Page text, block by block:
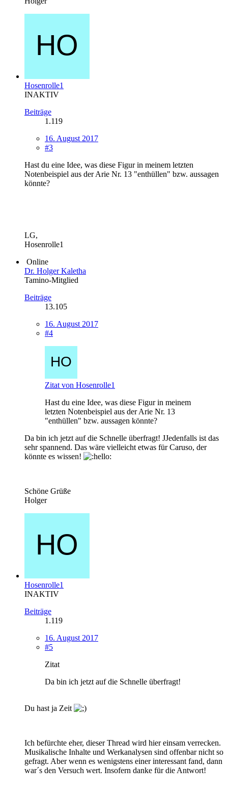
Hosenrolle1
INAKTIV
Beiträge
1.119
16. August 2017
#3
Hast du eine Idee, was diese Figur in meinem letzten
Notenbeispiel aus der Arie Nr. 13 "enthüllen" bzw. aussagen
könnte?
LG,
Hosenrolle1
Online
Dr. Holger Kaletha
Tamino-Mitglied
Beiträge
13.105
16. August 2017
#4
Zitat von Hosenrolle1
Hast du eine Idee, was diese Figur in meinem
letzten Notenbeispiel aus der Arie Nr. 13
"enthüllen" bzw. aussagen könnte?
Da bin ich jetzt auf die Schnelle überfragt! JJedenfalls ist das
sehr spannend. Das wäre vielleicht etwas für Caruso, der
könnte es wissen!
Schöne Grüße
Holger
Hosenrolle1
INAKTIV
Beiträge
1.119
16. August 2017
#5
Zitat
Da bin ich jetzt auf die Schnelle überfragt!
Du hast ja Zeit
Ich befürchte eher, dieser Thread wird hier einsam verrecken.
Musikalische Inhalte und Werkanalysen sind offenbar nicht so
gefragt. Aber wenn es wenigstens einer interessant fand, dann
war´s den Versuch wert. Insofern danke für die Antwort!